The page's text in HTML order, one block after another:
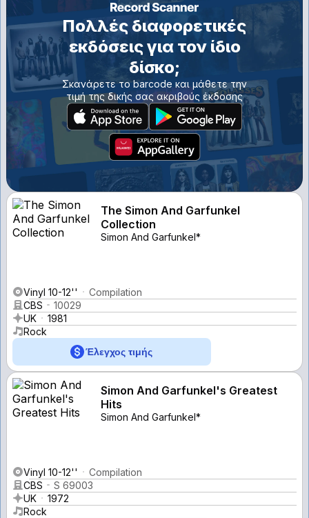
Πολλές διαφορετικές
εκδόσεις για τον ίδιο
δίσκο;
Σκανάρετε το barcode και μάθετε την
τιμή της δικής σας ακριβούς έκδοσης
The Simon And Garfunkel
Collection
Simon And Garfunkel*
Vinyl 10-12''
Compilation
CBS
10029
UK
1981
Rock
Έλεγχος τιμής
Simon And Garfunkel's Greatest
Hits
Simon And Garfunkel*
Vinyl 10-12''
Compilation
CBS
S 69003
UK
1972
Rock